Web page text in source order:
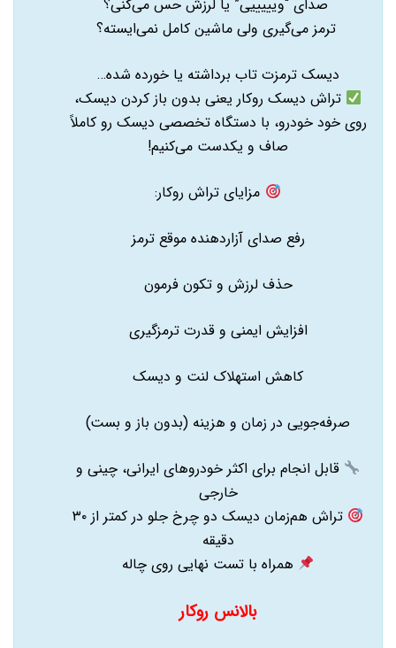
صدای “ویییییی” یا لرزش حس می‌کنی؟
ترمز می‌گیری ولی ماشین کامل نمی‌ایسته؟
دیسک ترمزت تاب برداشته یا خورده شده…
تراش دیسک روکار یعنی بدون باز کردن دیسک،
روی خود خودرو، با دستگاه تخصصی دیسک رو کاملاً
صاف و یکدست می‌کنیم!
مزایای تراش روکار:
رفع صدای آزاردهنده موقع ترمز
حذف لرزش و تکون فرمون
افزایش ایمنی و قدرت ترمزگیری
کاهش استهلاک لنت و دیسک
صرفه‌جویی در زمان و هزینه (بدون باز و بست)
قابل انجام برای اکثر خودروهای ایرانی، چینی و
خارجی
تراش هم‌زمان دیسک دو چرخ جلو در کمتر از ۳۰
دقیقه
همراه با تست نهایی روی چاله
بالانس روکار